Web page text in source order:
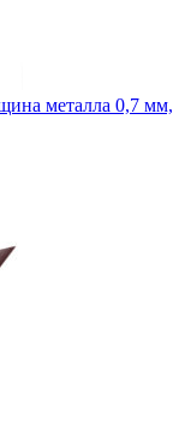
металла 0,7 мм,